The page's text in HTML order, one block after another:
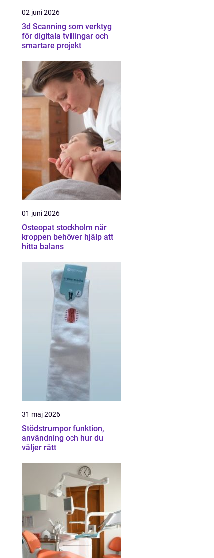
02 juni 2026
3d Scanning som verktyg
för digitala tvillingar och
smartare projekt
01 juni 2026
Osteopat stockholm när
kroppen behöver hjälp att
hitta balans
31 maj 2026
Stödstrumpor funktion,
användning och hur du
väljer rätt